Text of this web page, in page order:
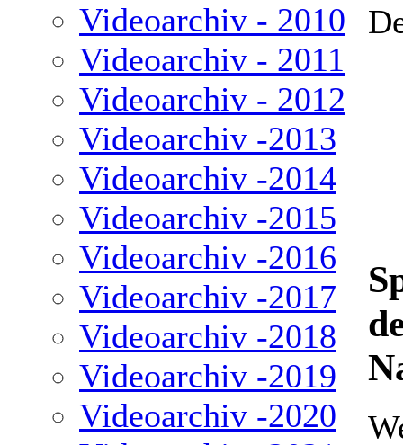
Videoarchiv - 2010
Videoarchiv - 2011
Videoarchiv - 2012
Videoarchiv -2013
Videoarchiv -2014
Videoarchiv -2015
Videoarchiv -2016
Videoarchiv -2017
Videoarchiv -2018
Videoarchiv -2019
Videoarchiv -2020